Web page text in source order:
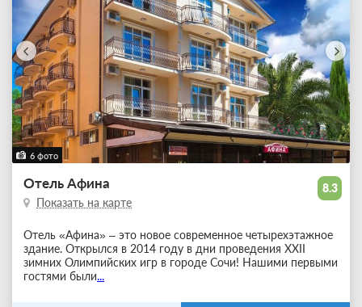
6 фото
8.3
Отель Афина
Показать на карте
Отель «Афина» – это новое современное четырехэтажное
здание. Открылся в 2014 году в дни проведения XXII
зимних Олимпийских игр в городе Сочи! Нашими первыми
гостями были...